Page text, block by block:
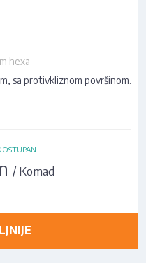
hexa
sa protivkliznom površinom.
/ Komad